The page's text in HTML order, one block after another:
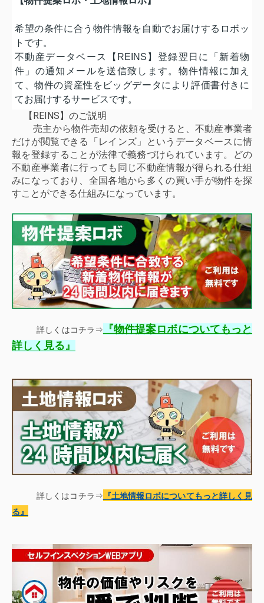
希望の条件に合う物件情報を自動でお届けするロボッ
トです。
不動産データベース【REINS】登録翌日に「新着物
件」の通知メールを送信致します。物件情報に加え
て、物件の資産性をビッグデータにより評価書付きに
てお届けするサービスです。
【REINS】のご説明
売主から物件売却の依頼を受けると、不動産事業者
だけが閲覧できる「レインズ」というデータベースに情
報を登録することが法律で義務づけられています。どの
不動産事業者に行っても同じ不動産情報が得られる仕組
みになっており、全国各地から多くの買い手が物件を探
すことができる仕組みになっています。
詳しくはコチラ⇒ 『物件提案ロボについてもっと
詳しく見る』
詳しくはコチラ⇒ 『土地情報ロボについてもっと詳しく見
る 』